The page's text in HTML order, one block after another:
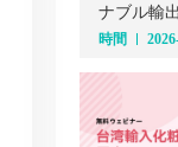
ナブル輸
包装廃棄
時間